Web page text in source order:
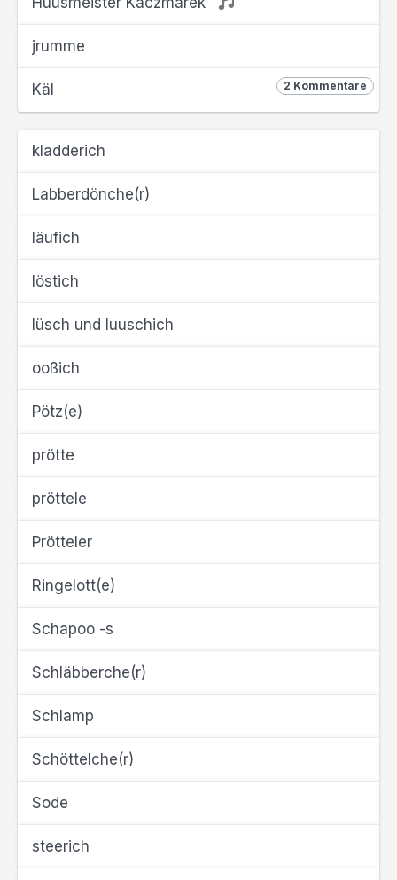
jrumme
2 Kommentare
Käl
kladderich
Labberdönche(r)
läufich
löstich
lüsch und luuschich
ooßich
Pötz(e)
prötte
pröttele
Prötteler
Ringelott(e)
Schapoo -s
Schläbberche(r)
Schlamp
Schöttelche(r)
Sode
steerich